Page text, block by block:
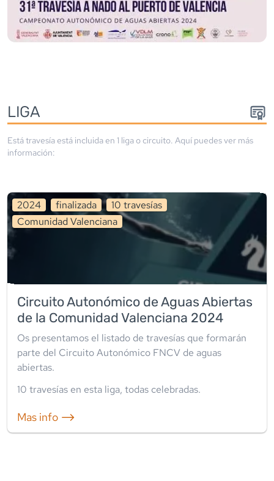
LIGA
Está travesía está incluida en 1 liga o circuito. Aquí puedes ver más
información:
2024 finalizada 10 travesías
Comunidad Valenciana
Circuito Autonómico de Aguas Abiertas
de la Comunidad Valenciana 2024
Os presentamos el listado de travesías que formarán
parte del Circuito Autonómico FNCV de aguas
abiertas.
10 travesías en esta liga, todas celebradas.
Mas info ⟶